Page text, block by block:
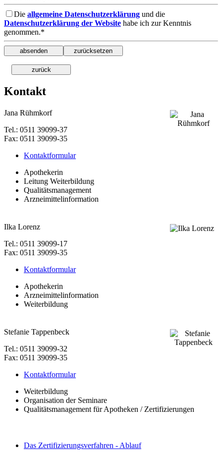
Die allgemeine Datenschutzerklärung und die
Datenschutzerklärung der Website habe ich zur Kenntnis
genommen.*
Kontakt
Jana Rühmkorf
Tel.: 0511 39099-37
Fax: 0511 39099-35
Kontaktformular
Apothekerin
Leitung Weiterbildung
Qualitätsmanagement
Arzneimittelinformation
Ilka Lorenz
Tel.: 0511 39099-17
Fax: 0511 39099-35
Kontaktformular
Apothekerin
Arzneimittelinformation
Weiterbildung
Stefanie Tappenbeck
Tel.: 0511 39099-32
Fax: 0511 39099-35
Kontaktformular
Weiterbildung
Organisation der Seminare
Qualitätsmanagement für Apotheken / Zertifizierungen
Das Zertifizierungsverfahren - Ablauf